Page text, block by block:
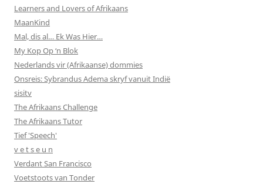
Learners and Lovers of Afrikaans
MaanKind
Mal, dis al… Ek Was Hier…
My Kop Op ‘n Blok
Nederlands vir (Afrikaanse) dommies
Onsreis: Sybrandus Adema skryf vanuit Indië
sisitv
The Afrikaans Challenge
The Afrikaans Tutor
Tief 'Speech'
v e t s e u n
Verdant San Francisco
Voetstoots van Tonder